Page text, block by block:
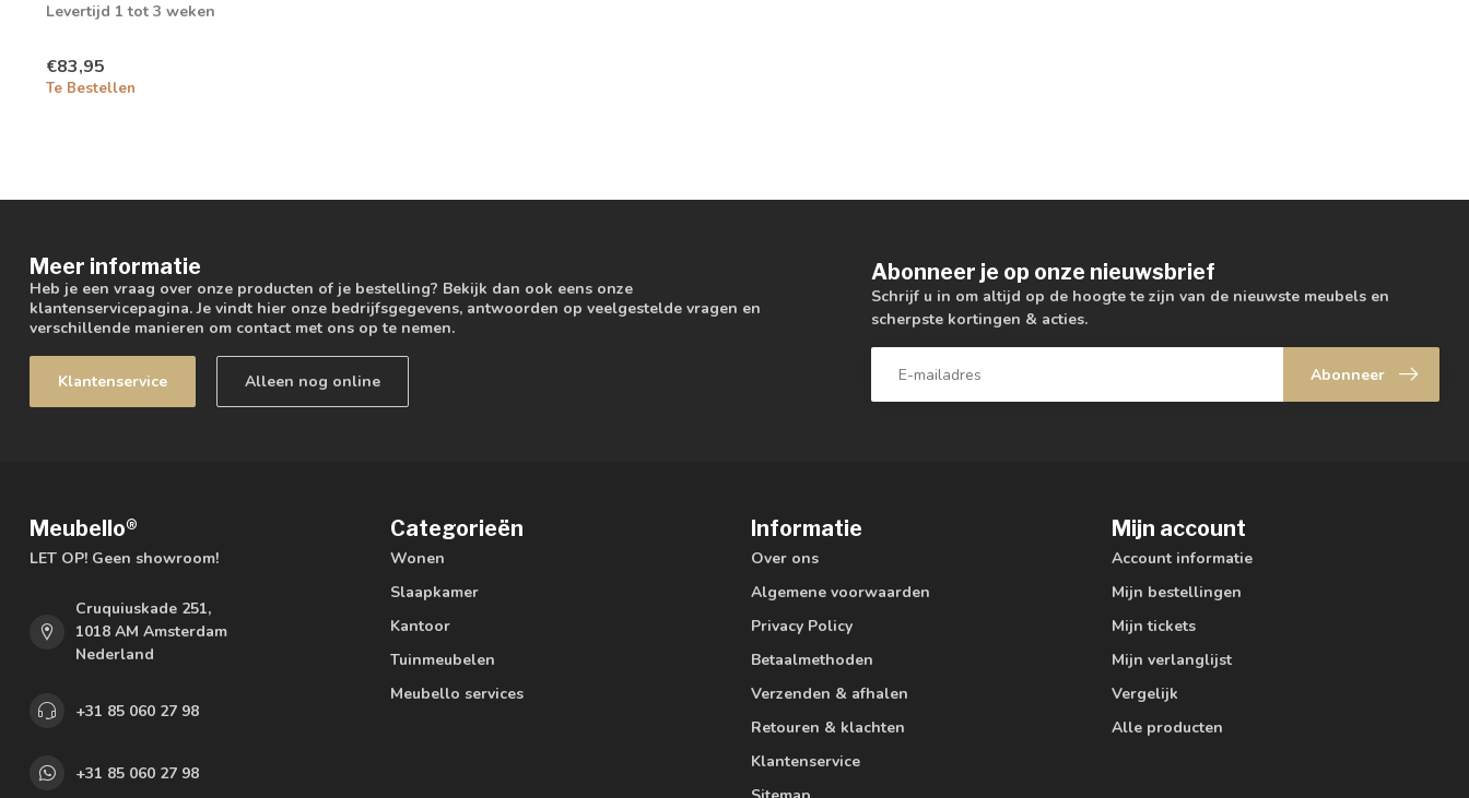
Levertijd 1 tot 3 weken
€83,95
Te Bestellen
Meer informatie
Heb je een vraag over onze producten of je bestelling? Bekijk dan ook eens onze
klantenservicepagina. Je vindt hier onze bedrijfsgegevens, antwoorden op veelgestelde vragen en
verschillende manieren om contact met ons op te nemen.
Klantenservice Alleen nog online
Abonneer je op onze nieuwsbrief
Schrijf u in om altijd op de hoogte te zijn van de nieuwste meubels en
scherpste kortingen & acties.
Abonneer
Meubello®
LET OP! Geen showroom!
Cruquiuskade 251,
1018 AM Amsterdam
Nederland
+31 85 060 27 98
+31 85 060 27 98
Categorieën
Wonen
Slaapkamer
Kantoor
Tuinmeubelen
Meubello services
Informatie
Over ons
Algemene voorwaarden
Privacy Policy
Betaalmethoden
Verzenden & afhalen
Retouren & klachten
Klantenservice
Mijn account
Account informatie
Mijn bestellingen
Mijn tickets
Mijn verlanglijst
Vergelijk
Alle producten